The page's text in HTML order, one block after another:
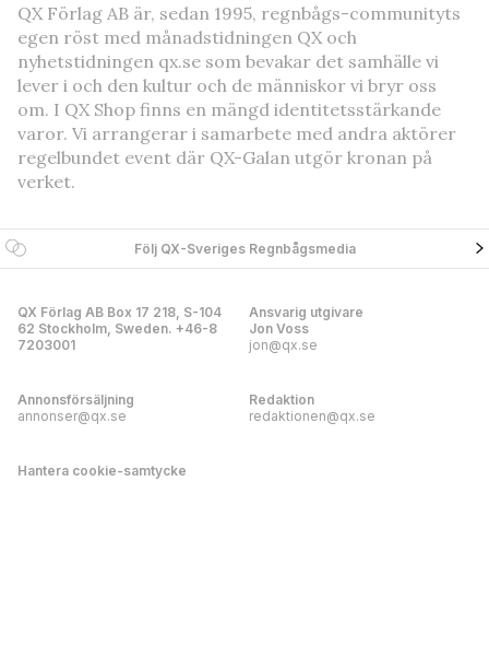
QX Förlag AB är, sedan 1995, regnbågs-communityts
egen röst med månadstidningen QX och
nyhetstidningen qx.se som bevakar det samhälle vi
lever i och den kultur och de människor vi bryr oss
om. I QX Shop finns en mängd identitetsstärkande
varor. Vi arrangerar i samarbete med andra aktörer
regelbundet event där QX-Galan utgör kronan på
verket.
Följ QX-Sveriges Regnbågsmedia
QX Förlag AB Box 17 218, S-104
62 Stockholm, Sweden. +46-8
7203001
Ansvarig utgivare
Jon Voss
jon@qx.se
Annonsförsäljning
annonser@qx.se
Redaktion
redaktionen@qx.se
Hantera cookie-samtycke